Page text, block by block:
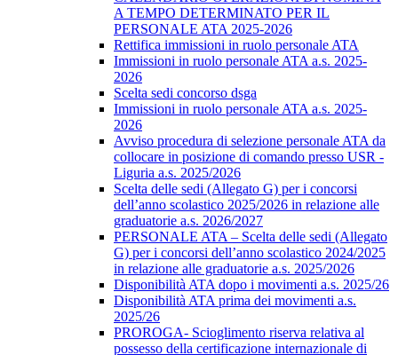
A TEMPO DETERMINATO PER IL
PERSONALE ATA 2025-2026
Rettifica immissioni in ruolo personale ATA
Immissioni in ruolo personale ATA a.s. 2025-
2026
Scelta sedi concorso dsga
Immissioni in ruolo personale ATA a.s. 2025-
2026
Avviso procedura di selezione personale ATA da
collocare in posizione di comando presso USR -
Liguria a.s. 2025/2026
Scelta delle sedi (Allegato G) per i concorsi
dell’anno scolastico 2025/2026 in relazione alle
graduatorie a.s. 2026/2027
PERSONALE ATA – Scelta delle sedi (Allegato
G) per i concorsi dell’anno scolastico 2024/2025
in relazione alle graduatorie a.s. 2025/2026
Disponibilità ATA dopo i movimenti a.s. 2025/26
Disponibilità ATA prima dei movimenti a.s.
2025/26
PROROGA- Scioglimento riserva relativa al
possesso della certificazione internazionale di